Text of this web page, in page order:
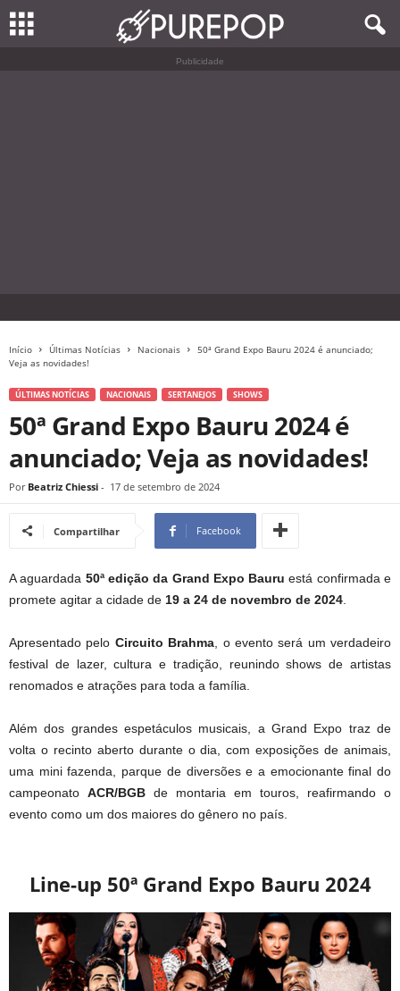
Publicidade
Início Últimas Notícias Nacionais
50ª Grand Expo Bauru 2024 é anunciado;
Veja as novidades!
ÚLTIMAS NOTÍCIAS NACIONAIS SERTANEJOS SHOWS
50ª Grand Expo Bauru 2024 é
anunciado; Veja as novidades!
Por Beatriz Chiessi - 17 de setembro de 2024
Compartilhar Facebook
A aguardada 50ª edição da Grand Expo Bauru está confirmada e
promete agitar a cidade de 19 a 24 de novembro de 2024
Apresentado pelo Circuito Brahma , o evento será um verdadeiro
festival de lazer, cultura e tradição, reunindo shows de artistas
renomados e atrações para toda a família.
Além dos grandes espetáculos musicais, a Grand Expo traz de
volta o recinto aberto durante o dia, com exposições de animais,
uma mini fazenda, parque de diversões e a emocionante final do
campeonato ACR/BGB de montaria em touros, reafirmando o
evento como um dos maiores do gênero no país.
Line-up 50ª Grand Expo Bauru 2024